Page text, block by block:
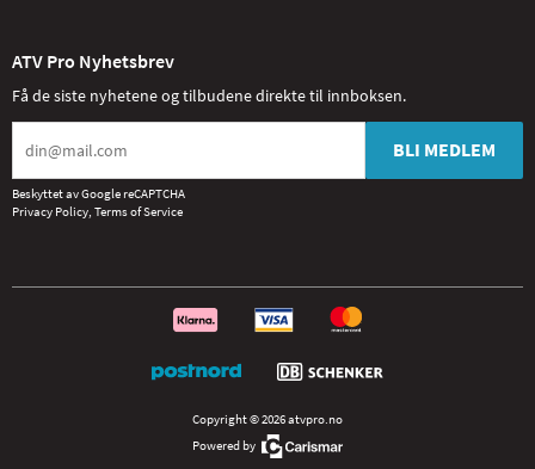
ATV Pro Nyhetsbrev
Få de siste nyhetene og tilbudene direkte til innboksen.
BLI MEDLEM
Beskyttet av Google reCAPTCHA
Privacy Policy Terms of Service
Copyright © 2026 atvpro.no
Powered by